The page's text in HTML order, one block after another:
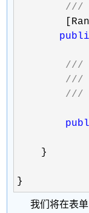
///
///
///
///
    }
}
我们将在表单